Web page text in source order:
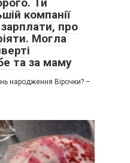
компанії
про
Могла
та за маму
народження Вірочки? –